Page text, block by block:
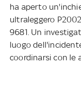
ha aperto
ultraleggero
9681. Un
luogo
coordinarsi con le